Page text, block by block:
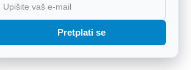
Pretplati se